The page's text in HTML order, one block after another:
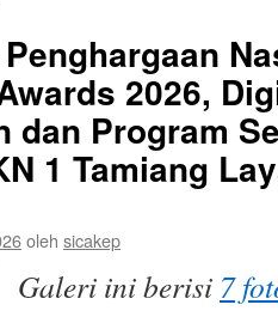
2026,
dan Program
1 Tamiang
oleh sicakep
Galeri ini berisi 7